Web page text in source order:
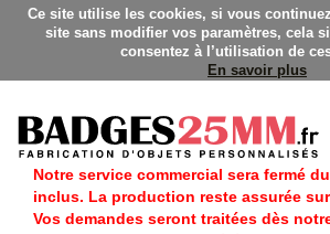
Fabrication Française éco-responsable -
Ce site utilise les cookies, si vous
site sans modifier vos paramètres, cela
consentez à l’utilisation de
En savoir plus
Notre service commercial sera fermé
inclus. La production reste assurée
Vos demandes seront traitées dès